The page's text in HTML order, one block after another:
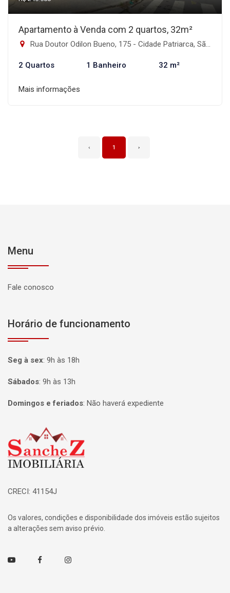
Apartamento à Venda com 2 quartos, 32m²
Rua Doutor Odilon Bueno, 175 - Cidade Patriarca, São Paulo-SP
2 Quartos 1 Banheiro 32 m²
Mais informações
‹ 1 ›
Menu
Fale conosco
Horário de funcionamento
Seg à sex: 9h às 18h
Sábados: 9h às 13h
Domingos e feriados: Não haverá expediente
Página inicial
CRECI: 41154J
Os valores, condições e disponibilidade dos imóveis estão sujeitos
a alterações sem aviso prévio.
Youtube FacebookInstagram